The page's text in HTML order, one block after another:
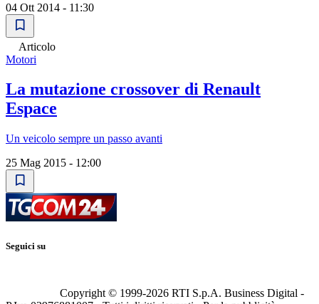
04 Ott 2014 - 11:30
Articolo
Motori
La mutazione crossover di Renault
Espace
Un veicolo sempre un passo avanti
25 Mag 2015 - 12:00
Seguici su
Copyright © 1999-2026 RTI S.p.A. Business Digital -